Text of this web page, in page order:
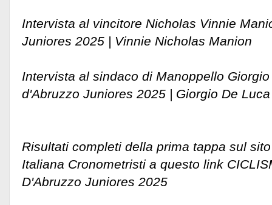
Intervista al vincitore Nicholas Vinnie
Juniores 2025 | Vinnie Nicholas Manion
Intervista al sindaco di Manoppello
d'Abruzzo Juniores 2025 | Giorgio De Luca
Risultati completi della prima tappa sul
Italiana Cronometristi a questo link
D'Abruzzo Juniores 2025